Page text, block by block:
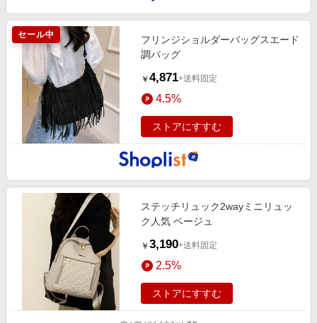
セール中
フリンジショルダーバッグスエード
調バッグ
￥ 4,871+送料固定
4.5%
ストアにすすむ
ステッチリュック2wayミニリュッ
ク人気 ベージュ
￥ 3,190+送料固定
2.5%
ストアにすすむ